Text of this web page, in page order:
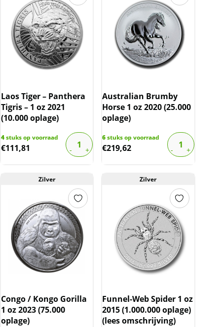
Laos Tiger – Panthera
Tigris – 1 oz 2021
(10.000 oplage)
4stuks op voorraad
€111,81
Australian Brumby
Horse 1 oz 2020 (25.000
oplage)
6stuks op voorraad
€219,62
Zilver
Congo / Kongo Gorilla
1 oz 2023 (75.000
oplage)
Zilver
Funnel-Web Spider 1 oz
2015 (1.000.000 oplage)
(lees omschrijving)